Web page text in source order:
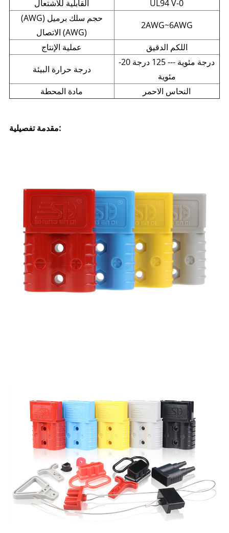
القابلية للاشتعال
UL94 V-0
(AWG) حجم سلك برميل
الاتصال (AWG)
2AWG~6AWG
عملية الإنتاج
اللكم الدقيق
درجة حرارة البيئة
-20 درجة مئوية --- 125 درجة
مئوية
مادة المحطة
النحاس الاحمر
مقدمة تفصيلية: